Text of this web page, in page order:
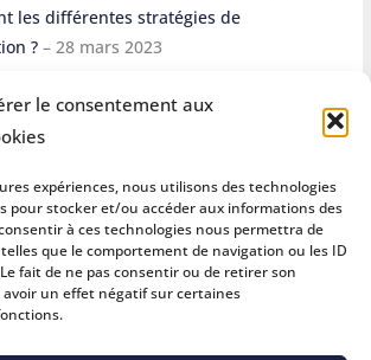
le consentement aux
expériences, nous utilisons des technologies
pour stocker et/ou accéder aux informations des
à ces technologies nous permettra de
que le comportement de navigation ou les ID
fait de ne pas consentir ou de retirer son
un effet négatif sur certaines
les différentes stratégies de
? – 28 mars 2023
PROJECT
- Suisse